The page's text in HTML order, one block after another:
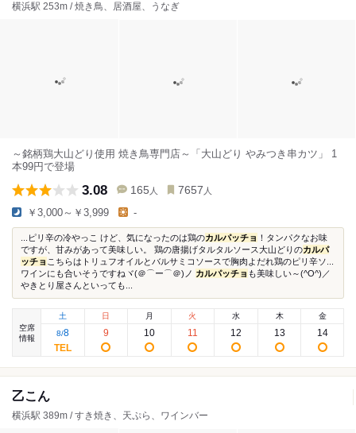
横浜駅 253m / 焼き鳥、居酒屋、うなぎ
～銘柄鶏大山どり使用 焼き鳥専門店～「大山どり やみつき串カツ」 1
本99円で登場
3.08 165 人 7657 人
￥3,000～￥3,999 -
...ピリ辛の冷やっこ けど、気になったのは鶏のカルパッチョ ！タンパクなお味
ですが、甘みがあって美味しい。 鶏の唐揚げタルタルソース大山どりのカルパ
ッチョ こちらはトリュフオイルとバルサミコソースで胸肉よだれ鶏のピリ辛ソ...
ワインにも合いそうですねヾ(＠⌒ー⌒＠)ノ カルパッチョ も美味しい～(^O^)／
やきとり屋さんといっても...
空席
情報
土
8/8
日
9
月
10
火
11
水
12
木
13
金
14
乙こん
横浜駅 389m / すき焼き、天ぷら、ワインバー